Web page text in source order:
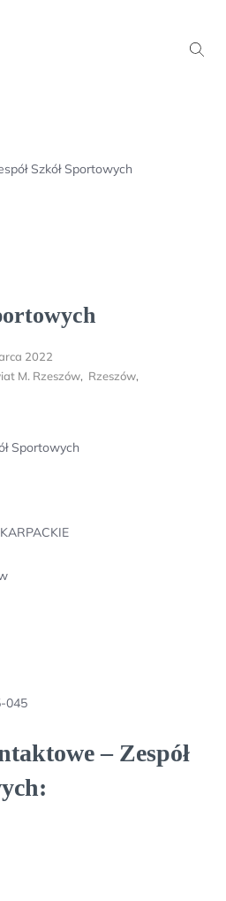
Szkół Sportowych
2022
M. Rzeszów, Rzeszów,
Sportowych
045
– Zespół